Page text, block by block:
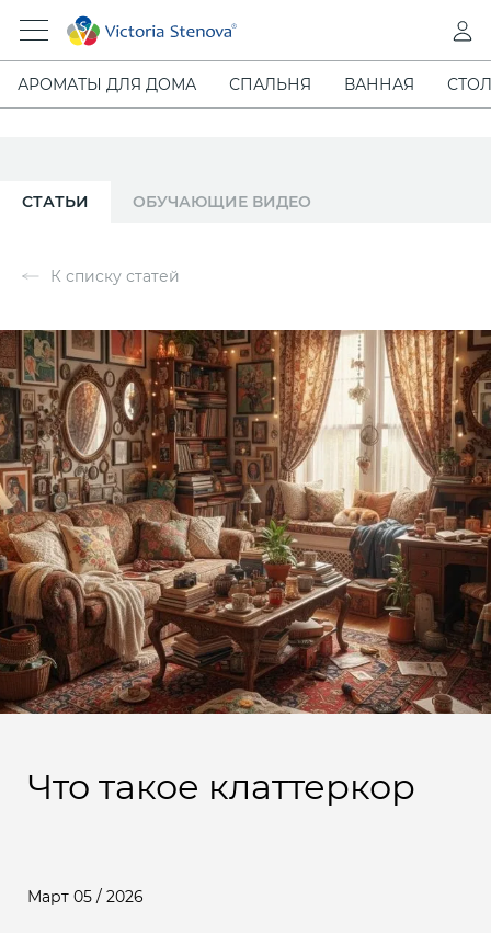
АРОМАТЫ ДЛЯ ДОМА СПАЛЬНЯ ВАННАЯ
СТАТЬИ ОБУЧАЮЩИЕ ВИДЕО
К списку статей
Март 05 / 2026
Что такое клаттеркор